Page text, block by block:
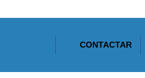
CONTACTAR